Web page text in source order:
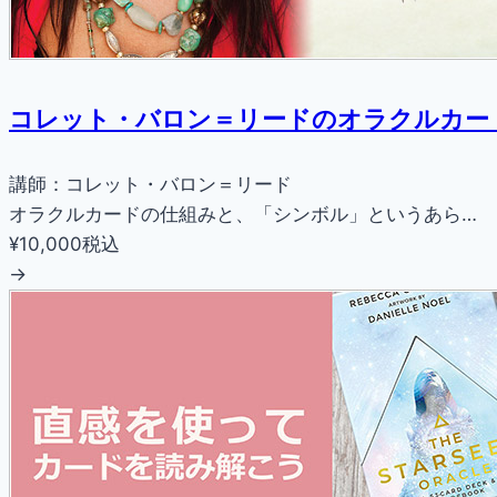
コレット・バロン＝リードのオラクルカー
講師：コレット・バロン＝リード
オラクルカードの仕組みと、「シンボル」というあら…
¥10,000税込
→